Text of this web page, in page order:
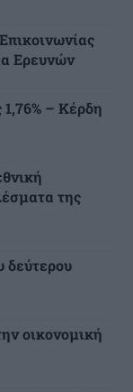
Ερευνών
– Κέρδη
της
δεύτερου
οικονομική